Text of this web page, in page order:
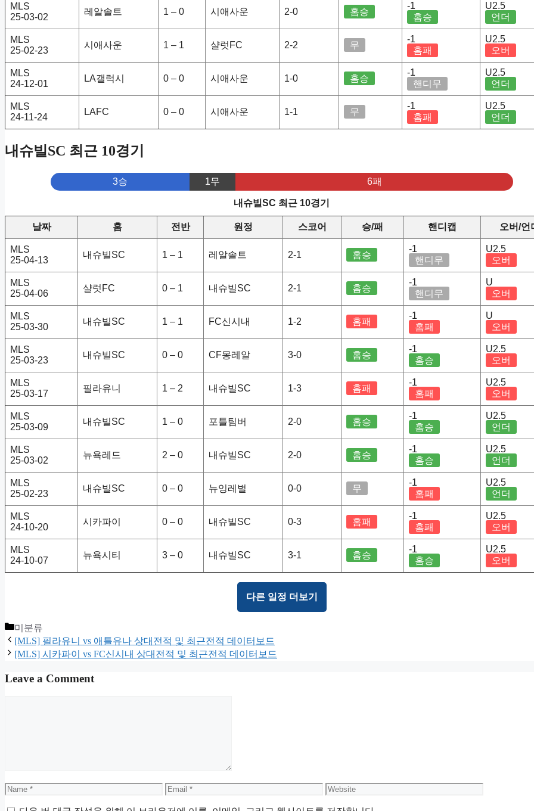
MLS
25-03-02
레알솔트 1 – 0 시애사운 2-0 홈승
-1
홈승
U2.5
언더
MLS
25-02-23
시애사운 1 – 1 샬럿FC 2-2 무
-1
홈패
U2.5
오버
MLS
24-12-01
LA갤럭시 0 – 0 시애사운 1-0 홈승
-1
핸디무
U2.5
언더
MLS
24-11-24
LAFC 0 – 0 시애사운 1-1 무
-1
홈패
U2.5
언더
내슈빌SC 최근 10경기
3승 1무 6패
내슈빌SC 최근 10경기
날짜 홈 전반 원정 스코어 승/패 핸디캡 오버/언
MLS
25-04-13
내슈빌SC 1 – 1 레알솔트 2-1 홈승
-1
핸디무
U2.5
오버
MLS
25-04-06
샬럿FC 0 – 1 내슈빌SC 2-1 홈승
-1
핸디무
U
오버
MLS
25-03-30
내슈빌SC 1 – 1 FC신시내 1-2 홈패
-1
홈패
U
오버
MLS
25-03-23
내슈빌SC 0 – 0 CF몽레알 3-0 홈승
-1
홈승
U2.5
오버
MLS
25-03-17
필라유니 1 – 2 내슈빌SC 1-3 홈패
-1
홈패
U2.5
오버
MLS
25-03-09
내슈빌SC 1 – 0 포틀팀버 2-0 홈승
-1
홈승
U2.5
언더
MLS
25-03-02
뉴욕레드 2 – 0 내슈빌SC 2-0 홈승
-1
홈승
U2.5
언더
MLS
25-02-23
내슈빌SC 0 – 0 뉴잉레벌 0-0 무
-1
홈패
U2.5
언더
MLS
24-10-20
시카파이 0 – 0 내슈빌SC 0-3 홈패
-1
홈패
U2.5
오버
MLS
24-10-07
뉴욕시티 3 – 0 내슈빌SC 3-1 홈승
-1
홈승
U2.5
오버
다른 일정 더보기
Categories
미분류
[MLS] 필라유니 vs 애틀유나 상대전적 및 최근전적 데이터보드
[MLS] 시카파이 vs FC신시내 상대전적 및 최근전적 데이터보드
Leave a Comment
Name Email Website